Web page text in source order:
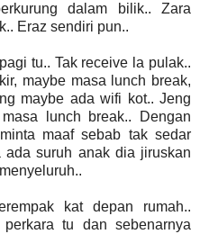
dalam bilik.. Zara
Eraz sendiri pun..
tu.. Tak receive la pulak..
maybe masa lunch break,
maybe ada wifi kot.. Jeng
lunch break.. Dengan
maaf sebab tak sedar
suruh anak dia jiruskan
kat depan rumah..
tu dan sebenarnya